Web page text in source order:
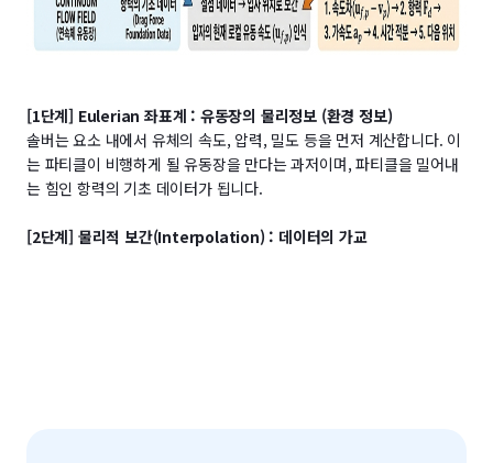
[1단계] Eulerian 좌표계 : 유동장의 물리정보 (환경 정보)
솔버는 요소 내에서 유체의 속도, 압력, 밀도 등을 먼저 계산합니다. 이
는 파티클이 비행하게 될 유동장을 만다는 과저이며, 파티클을 밀어내
는 힘인 항력의 기초 데이터가 됩니다.
[2단계] 물리적 보간(Interpolation) : 데이터의 가교